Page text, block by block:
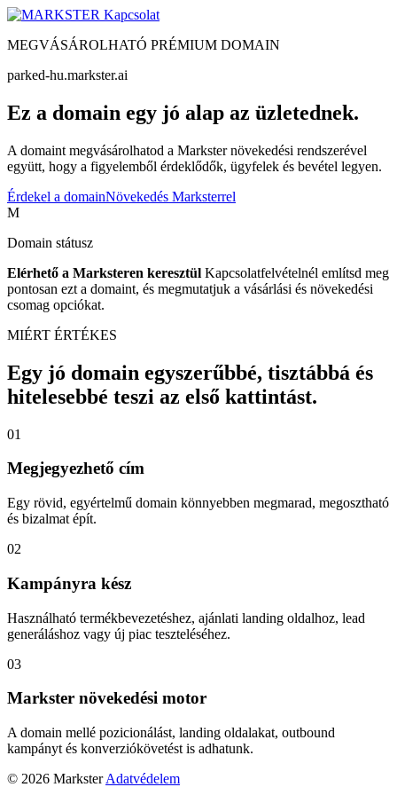
Kapcsolat
MEGVÁSÁROLHATÓ PRÉMIUM DOMAIN
parked-hu.markster.ai
Ez a domain egy jó alap az üzletednek.
A domaint megvásárolhatod a Markster növekedési rendszerével
együtt, hogy a figyelemből érdeklődők, ügyfelek és bevétel legyen.
Érdekel a domainNövekedés Marksterrel
M
Domain státusz
Elérhető a Marksteren keresztül Kapcsolatfelvételnél említsd meg
pontosan ezt a domaint, és megmutatjuk a vásárlási és növekedési
csomag opciókat.
MIÉRT ÉRTÉKES
Egy jó domain egyszerűbbé, tisztábbá és
hitelesebbé teszi az első kattintást.
01
Megjegyezhető cím
Egy rövid, egyértelmű domain könnyebben megmarad, megosztható
és bizalmat épít.
02
Kampányra kész
Használható termékbevezetéshez, ajánlati landing oldalhoz, lead
generáláshoz vagy új piac teszteléséhez.
03
Markster növekedési motor
A domain mellé pozicionálást, landing oldalakat, outbound
kampányt és konverziókövetést is adhatunk.
© 2026 Markster Adatvédelem